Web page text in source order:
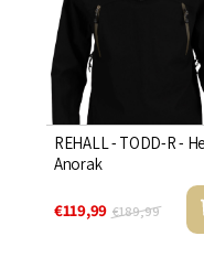
REHALL - TODD-R -
Anorak
€119,99 €189,99